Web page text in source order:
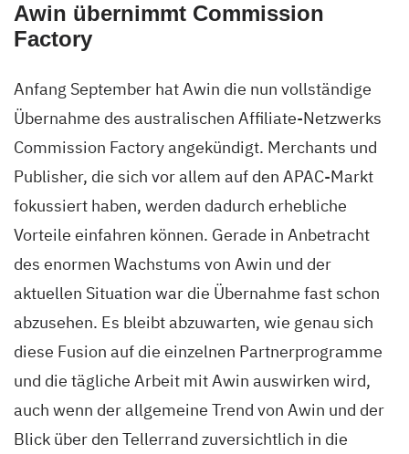
Awin übernimmt Commission
Factory
Anfang September hat Awin die nun vollständige
Übernahme des australischen Affiliate-Netzwerks
Commission Factory angekündigt. Merchants und
Publisher, die sich vor allem auf den APAC-Markt
fokussiert haben, werden dadurch erhebliche
Vorteile einfahren können. Gerade in Anbetracht
des enormen Wachstums von Awin und der
aktuellen Situation war die Übernahme fast schon
abzusehen. Es bleibt abzuwarten, wie genau sich
diese Fusion auf die einzelnen Partnerprogramme
und die tägliche Arbeit mit Awin auswirken wird,
auch wenn der allgemeine Trend von Awin und der
Blick über den Tellerrand zuversichtlich in die